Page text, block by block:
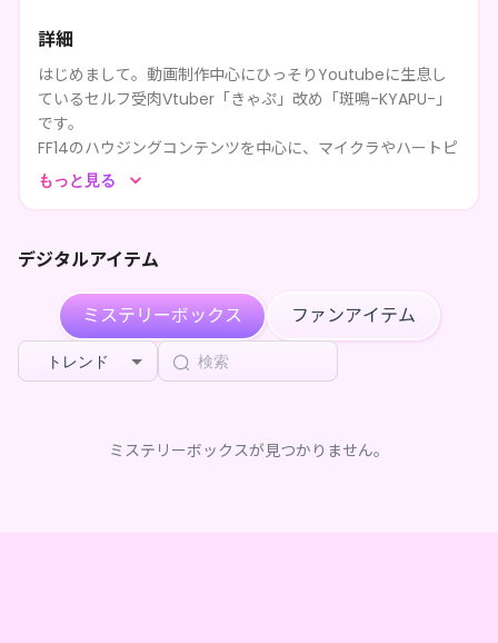
詳細
はじめまして。動画制作中心にひっそりYoutubeに生息し
ているセルフ受肉Vtuber「きゃぷ」改め「斑鳴-KYAPU-」
です。
FF14のハウジングコンテンツを中心に、マイクラやハートピ
ア等スローライフ系ゲームから原神等のオープンワールド
趣味は絵を描いたり、MMDでおどったり、VRC巡りした
り。
ボイチェン勢なので聞きにくい所もあるかもだけどがんばっ
て活動中
応援よろしくお願いします！
もっと見る
デジタルアイテム
ミステリーボックス ファンアイテム
トレンド
ミステリーボックスが見つかりません。